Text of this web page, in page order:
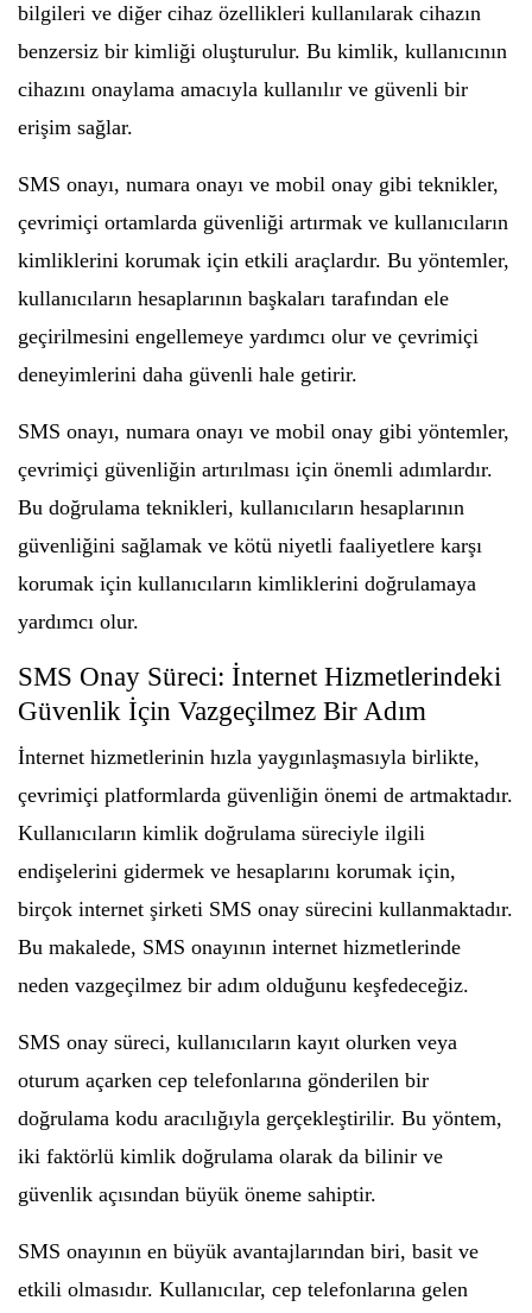
bilgileri ve diğer cihaz özellikleri kullanılarak cihazın
benzersiz bir kimliği oluşturulur. Bu kimlik, kullanıcının
cihazını onaylama amacıyla kullanılır ve güvenli bir
erişim sağlar.
SMS onayı, numara onayı ve mobil onay gibi teknikler,
çevrimiçi ortamlarda güvenliği artırmak ve kullanıcıların
kimliklerini korumak için etkili araçlardır. Bu yöntemler,
kullanıcıların hesaplarının başkaları tarafından ele
geçirilmesini engellemeye yardımcı olur ve çevrimiçi
deneyimlerini daha güvenli hale getirir.
SMS onayı, numara onayı ve mobil onay gibi yöntemler,
çevrimiçi güvenliğin artırılması için önemli adımlardır.
Bu doğrulama teknikleri, kullanıcıların hesaplarının
güvenliğini sağlamak ve kötü niyetli faaliyetlere karşı
korumak için kullanıcıların kimliklerini doğrulamaya
yardımcı olur.
SMS Onay Süreci: İnternet Hizmetlerindeki
Güvenlik İçin Vazgeçilmez Bir Adım
İnternet hizmetlerinin hızla yaygınlaşmasıyla birlikte,
çevrimiçi platformlarda güvenliğin önemi de artmaktadır.
Kullanıcıların kimlik doğrulama süreciyle ilgili
endişelerini gidermek ve hesaplarını korumak için,
birçok internet şirketi SMS onay sürecini kullanmaktadır.
Bu makalede, SMS onayının internet hizmetlerinde
neden vazgeçilmez bir adım olduğunu keşfedeceğiz.
SMS onay süreci, kullanıcıların kayıt olurken veya
oturum açarken cep telefonlarına gönderilen bir
doğrulama kodu aracılığıyla gerçekleştirilir. Bu yöntem,
iki faktörlü kimlik doğrulama olarak da bilinir ve
güvenlik açısından büyük öneme sahiptir.
SMS onayının en büyük avantajlarından biri, basit ve
etkili olmasıdır. Kullanıcılar, cep telefonlarına gelen